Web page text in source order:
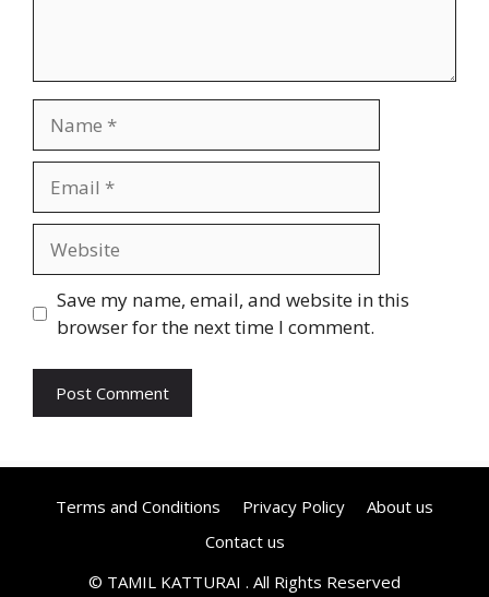
Save my name, email, and website in this
browser for the next time I comment.
Terms and Conditions Privacy Policy
About us
Contact us
© TAMIL KATTURAI . All Rights Reserved